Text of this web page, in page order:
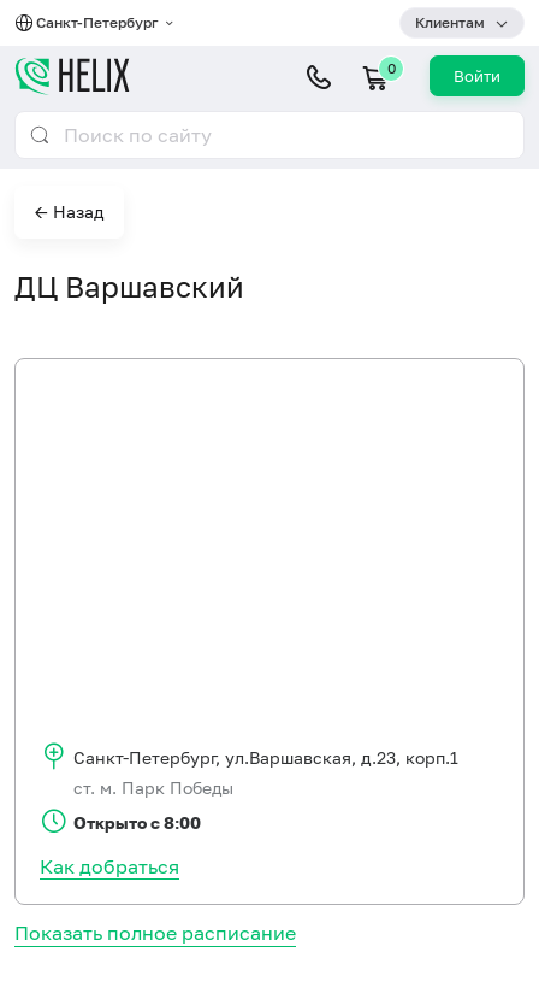
Санкт-Петербург Клиентам
0 Войти
← Назад
ДЦ Варшавский
Показать полное расписание
Санкт-Петербург, ул.Варшавская, д.23, корп.1
ст. м. Парк Победы
Открыто с 8:00
Как добраться